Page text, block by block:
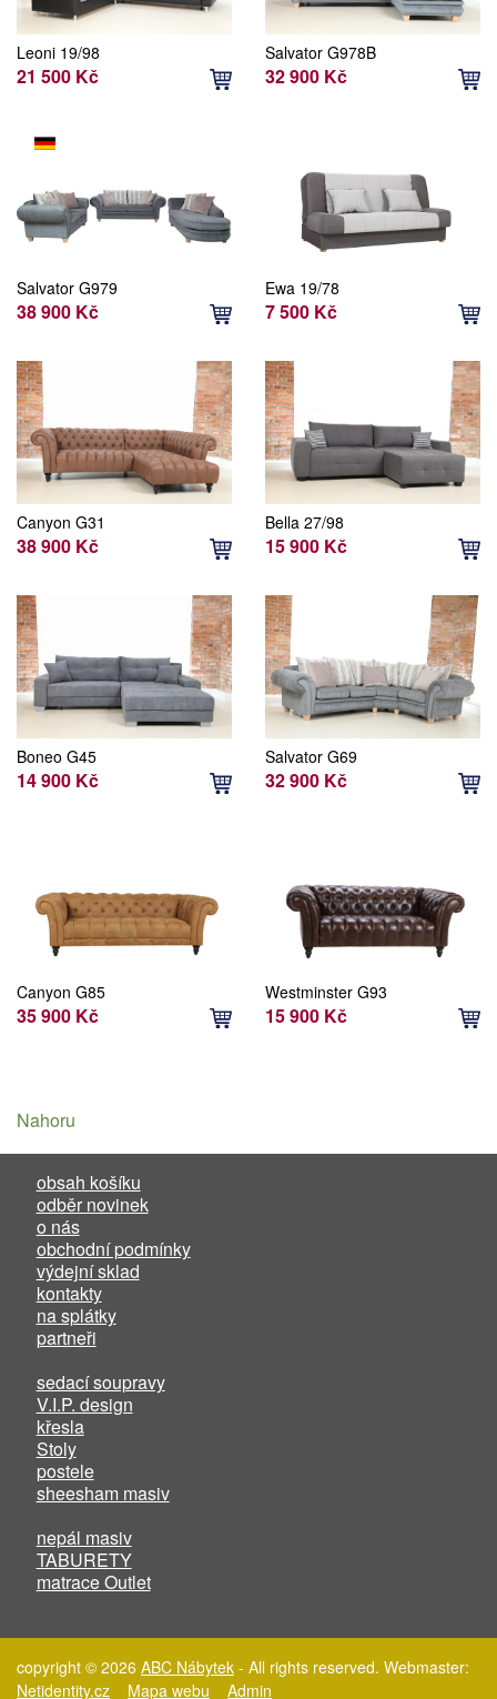
Leoni 19/98
21 500 Kč
Salvator G978B
32 900 Kč
Salvator G979
38 900 Kč
Ewa 19/78
7 500 Kč
Canyon G31
38 900 Kč
Bella 27/98
15 900 Kč
Boneo G45
14 900 Kč
Salvator G69
32 900 Kč
Canyon G85
35 900 Kč
Westminster G93
15 900 Kč
Nahoru
obsah košíku
odběr novinek
o nás
obchodní podmínky
výdejní sklad
kontakty
na splátky
partneři
sedací soupravy
V.I.P. design
křesla
Stoly
postele
sheesham masiv
nepál masiv
TABURETY
matrace Outlet
copyright © 2026 ABC Nábytek - All rights reserved. Webmaster:
Netidentity.cz
Mapa webu Admin